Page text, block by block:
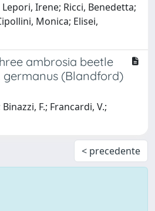
Irene; Ricci, Benedetta;
Monica; Elisei,
ambrosia beetle
germanus (Blandford)
F.; Francardi, V.;
< precedente